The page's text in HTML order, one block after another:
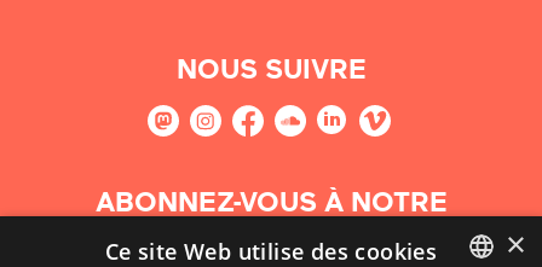
NOUS SUIVRE
ABONNEZ-VOUS À NOTRE
NEWSLETTER
×
Ce site Web utilise des cookies